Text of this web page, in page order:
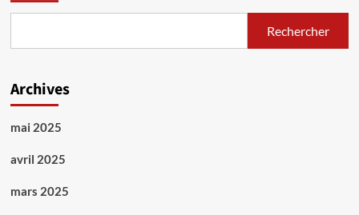
Rechercher
Archives
mai 2025
avril 2025
mars 2025